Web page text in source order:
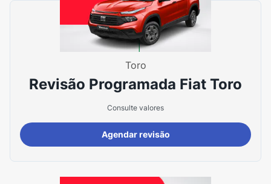
Toro
Revisão Programada Fiat Toro
Consulte valores
Agendar revisão